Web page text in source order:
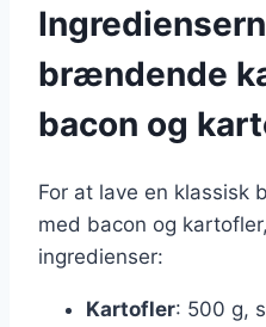
brændende
bacon og
For at lave en
med bacon og
ingredienser:
Kartofler: 500 g,